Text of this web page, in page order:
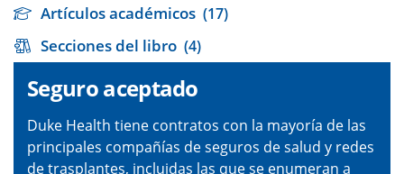
Artículos académicos (17)
Secciones del libro (4)
Seguro aceptado
Duke Health tiene contratos con la mayoría de las
principales compañías de seguros de salud y redes
de trasplantes, incluidas las que se enumeran a